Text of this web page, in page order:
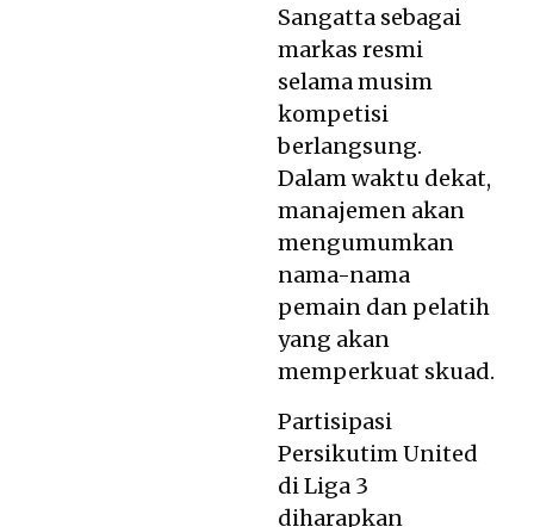
Sangatta sebagai
markas resmi
selama musim
kompetisi
berlangsung.
Dalam waktu dekat,
manajemen akan
mengumumkan
nama-nama
pemain dan pelatih
yang akan
memperkuat skuad.
Partisipasi
Persikutim United
di Liga 3
diharapkan